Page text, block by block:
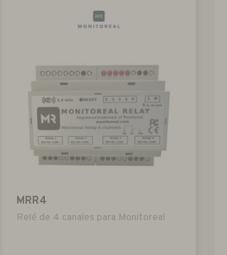
MRR4
Relé de 4 canales para Monitoreal